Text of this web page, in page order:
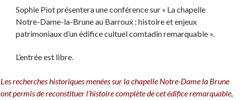
Sophie Piot présentera une conférence sur « La chapelle
Notre-Dame-la-Brune au Barroux : histoire et enjeux
patrimoniaux d’un édifice cultuel comtadin remarquable ».
L’entrée est libre.
Les recherches historiques menées sur la chapelle Notre-Dame la Brune
ont permis de reconstituer l’histoire complète de cet édifice remarquable,